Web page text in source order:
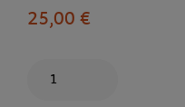
25,00 €